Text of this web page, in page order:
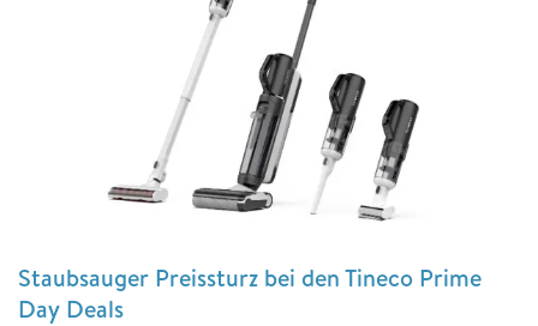
Staubsauger Preissturz bei den Tineco Prime
Day Deals